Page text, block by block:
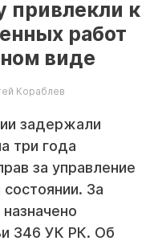
привлекли к
работ
виде
Кораблев
задержали
три года
за управление
За
346 УК РК. Об